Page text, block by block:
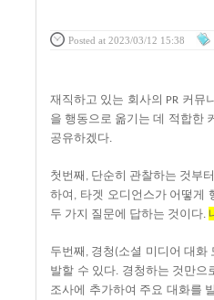
Posted at 2023/03/12 15:38
재직하고 있는 회사의 PR 커뮤
을 행동으로 옮기는 데 적합한
공유하겠다.
첫번째 , 단순히 관찰하는 것부터
하여 , 타겟 오디언스가 어떻게
두 가지 질문에 답하는 것이다.
두번째 , 경청 (소셜 미디어 대화
발할 수 있다. 경청하는 것만으
조사에 추가하여 주요 대화를